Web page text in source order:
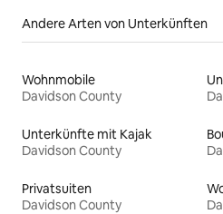
Andere Arten von Unterkünften
Wohnmobile
Davidson County
Unterkünfte mit Kajak
Davidson County
Privatsuiten
Davidson County